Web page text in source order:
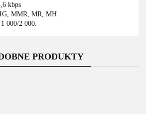
kbps
MMR, MR, MH
000/2 000.
PRODUKTY